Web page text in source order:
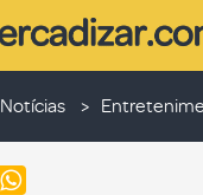
Notícias